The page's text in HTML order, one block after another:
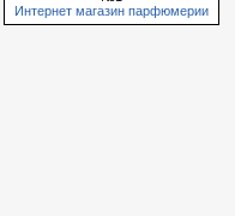
Интернет магазин парфюмерии